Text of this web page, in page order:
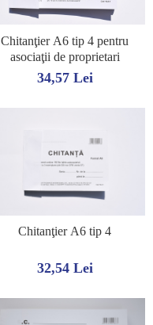
Chitanţier A6 tip 4 pentru
asociaţii de proprietari
34,57 Lei
Chitanţier A6 tip 4
32,54 Lei